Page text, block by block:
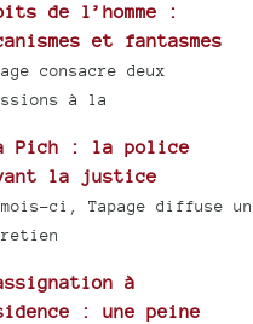
de l’homme :
et fantasmes
consacre deux
à la
Pich : la police
la justice
mois-ci, Tapage diffuse un
à
: une peine